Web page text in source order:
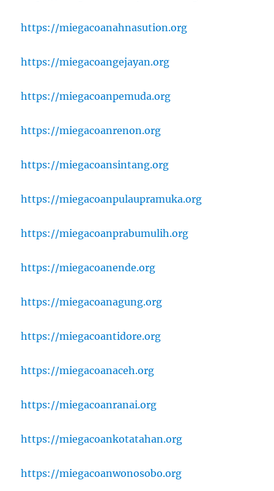
https://miegacoanahnasution.org
https://miegacoangejayan.org
https://miegacoanpemuda.org
https://miegacoanrenon.org
https://miegacoansintang.org
https://miegacoanpulaupramuka.org
https://miegacoanprabumulih.org
https://miegacoanende.org
https://miegacoanagung.org
https://miegacoantidore.org
https://miegacoanaceh.org
https://miegacoanranai.org
https://miegacoankotatahan.org
https://miegacoanwonosobo.org